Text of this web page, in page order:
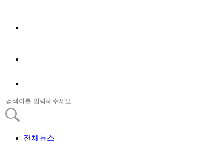
전체뉴스